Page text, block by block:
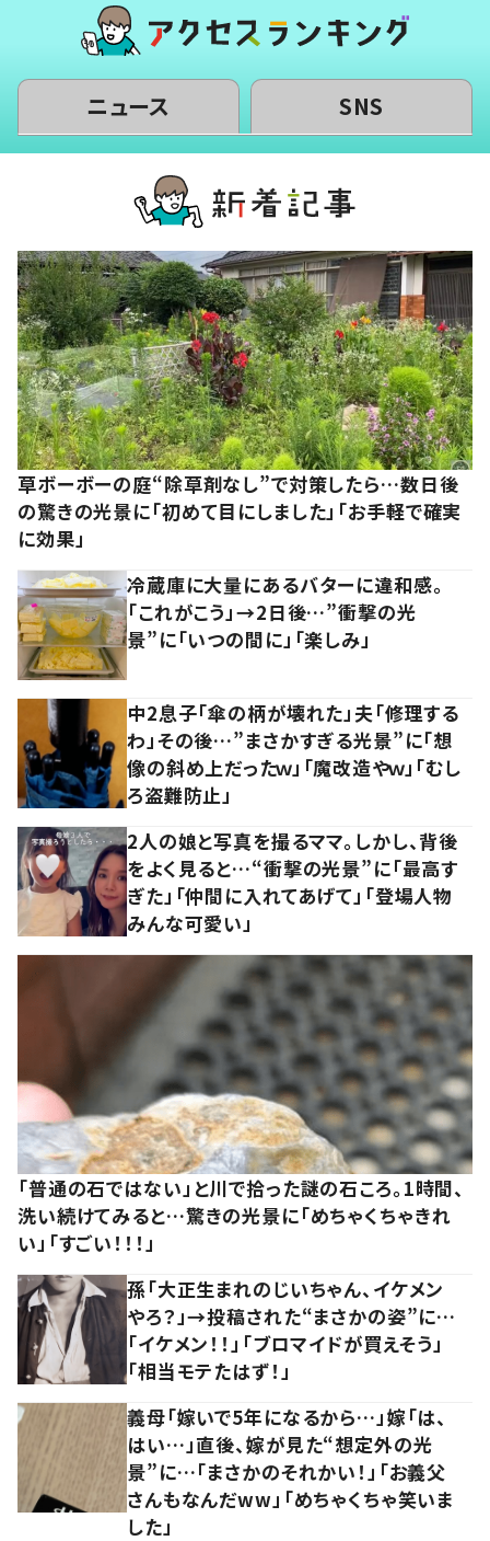
ニュース SNS
草ボーボーの庭“除草剤なし”で対策したら…数日後
の驚きの光景に「初めて目にしました」「お手軽で確実
に効果」
冷蔵庫に大量にあるバターに違和感。
「これがこう」→2日後…”衝撃の光
景”に「いつの間に」「楽しみ」
中2息子「傘の柄が壊れた」夫「修理する
わ」その後…”まさかすぎる光景”に「想
像の斜め上だったｗ」「魔改造やｗ」「むし
ろ盗難防止」
2人の娘と写真を撮るママ。しかし、背後
をよく見ると…“衝撃の光景”に「最高す
ぎた」「仲間に入れてあげて」「登場人物
みんな可愛い」
「普通の石ではない」と川で拾った謎の石ころ。1時間、
洗い続けてみると…驚きの光景に「めちゃくちゃきれ
い」「すごい！！！」
孫「大正生まれのじいちゃん、イケメン
やろ？」→投稿された“まさかの姿”に…
「イケメン！！」「ブロマイドが買えそう」
「相当モテたはず！」
義母「嫁いで5年になるから…」嫁「は、
はい…」直後、嫁が見た“想定外の光
景”に…「まさかのそれかい！」「お義父
さんもなんだww」「めちゃくちゃ笑いま
した」